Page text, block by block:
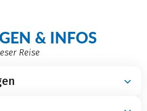
& INFOS
Reise